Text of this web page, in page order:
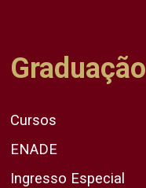
Graduação
Cursos
ENADE
Ingresso Especial